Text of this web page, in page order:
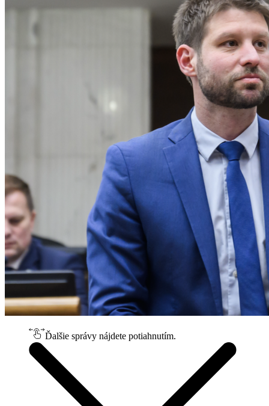
Ďalšie správy nájdete potiahnutím.